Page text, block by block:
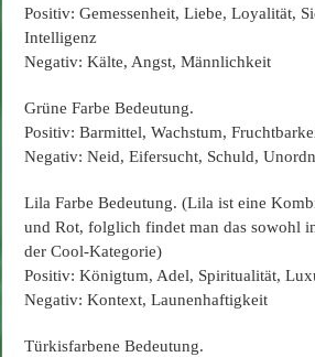
Positiv: Gemessenheit, Liebe, Loyalität,
Intelligenz
Negativ: Kälte, Angst, Männlichkeit
Grüne Farbe Bedeutung.
Positiv: Barmittel, Wachstum,
Negativ: Neid, Eifersucht, Schuld,
Lila Farbe Bedeutung. (Lila ist eine
und Rot, folglich findet man das sowohl
der Cool-Kategorie)
Positiv: Königtum, Adel, Spiritualität,
Negativ: Kontext, Launenhaftigkeit
Türkisfarbene Bedeutung.